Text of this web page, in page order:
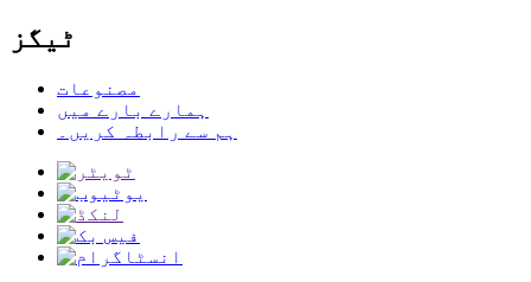
ٹیگز
مصنوعات
ہمارے بارے میں
ہم سے رابطہ کریں۔